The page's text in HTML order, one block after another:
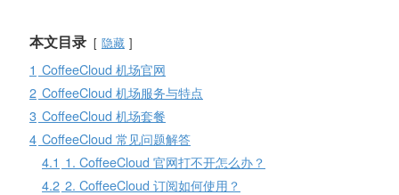
本文目录 隐藏
1 CoffeeCloud 机场官网
2 CoffeeCloud 机场服务与特点
3 CoffeeCloud 机场套餐
4 CoffeeCloud 常见问题解答
4.1 1. CoffeeCloud 官网打不开怎么办？
4.2 2. CoffeeCloud 订阅如何使用？